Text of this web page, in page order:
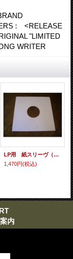
: <RELEASE
"LIMITED
WRITER
LP用 紙スリーヴ（レギュラー 四角の角） 10枚セット
1,470円(税込)
内